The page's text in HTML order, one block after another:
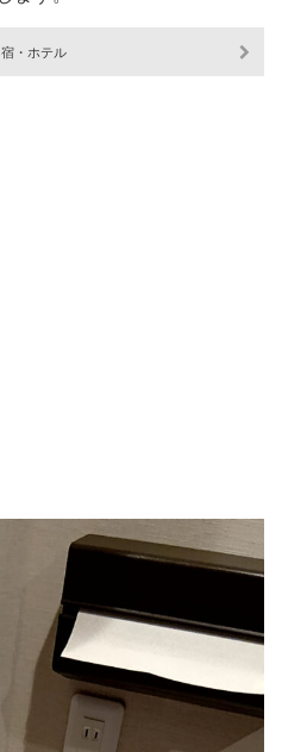
宿・ホテル